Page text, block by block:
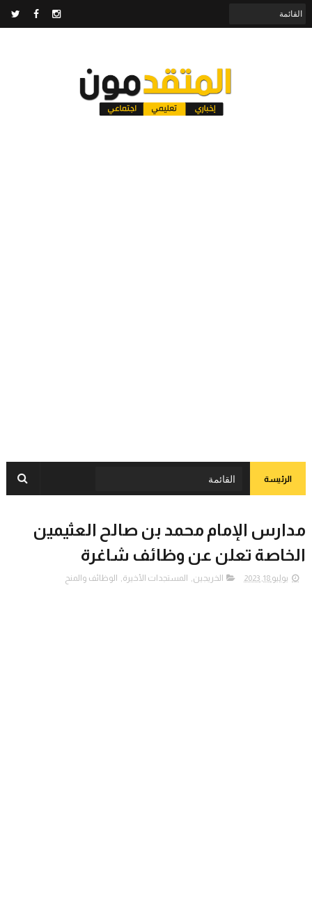
الرئيسة
مدارس الإمام محمد بن صالح العثيمين
الخاصة تعلن عن وظائف شاغرة
يوليو 18, 2023 الخريجين, المستجدات الأخيرة, الوظائف والمنح